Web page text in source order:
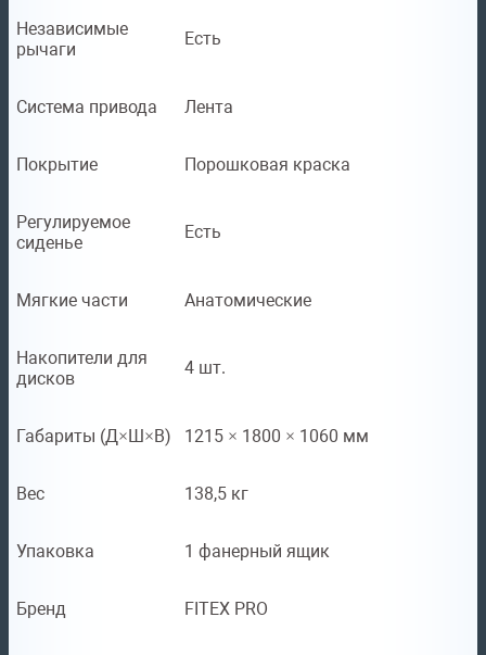
Независимые
рычаги
Есть
Система привода Лента
Покрытие Порошковая краска
Регулируемое
сиденье
Есть
Мягкие части Анатомические
Накопители для
дисков
4 шт.
Габариты (Д×Ш×В) 1215 × 1800 × 1060 мм
Вес 138,5 кг
Упаковка 1 фанерный ящик
Бренд FITEX PRO